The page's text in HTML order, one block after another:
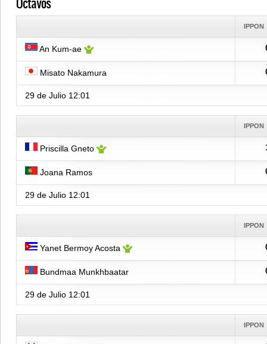
IPPON
An Kum-ae
Misato Nakamura
29 de Julio 12:01
IPPON
Priscilla Gneto
Joana Ramos
29 de Julio 12:01
IPPON
Yanet Bermoy Acosta
Bundmaa Munkhbaatar
29 de Julio 12:01
IPPON